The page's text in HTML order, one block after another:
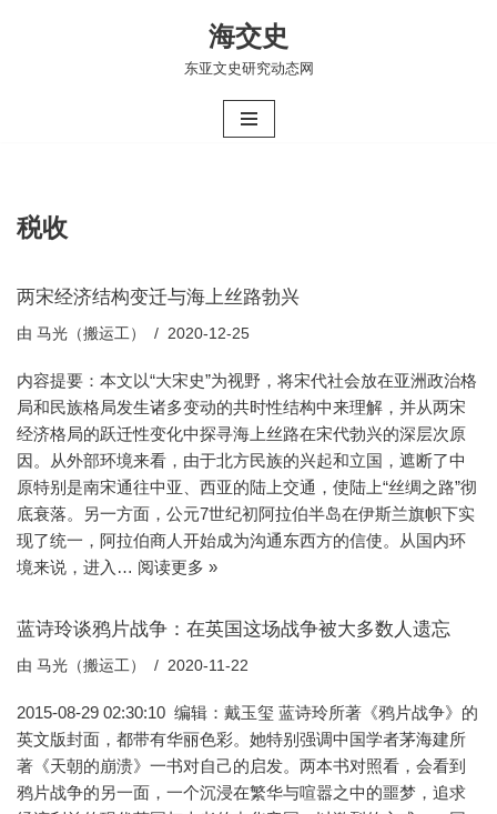
海交史
东亚文史研究动态网
税收
两宋经济结构变迁与海上丝路勃兴
由 马光（搬运工） 2020-12-25
内容提要：本文以“大宋史”为视野，将宋代社会放在亚洲政治格
局和民族格局发生诸多变动的共时性结构中来理解，并从两宋
经济格局的跃迁性变化中探寻海上丝路在宋代勃兴的深层次原
因。从外部环境来看，由于北方民族的兴起和立国，遮断了中
原特别是南宋通往中亚、西亚的陆上交通，使陆上“丝绸之路”彻
底衰落。另一方面，公元7世纪初阿拉伯半岛在伊斯兰旗帜下实
现了统一，阿拉伯商人开始成为沟通东西方的信使。从国内环
境来说，进入… 阅读更多 »
蓝诗玲谈鸦片战争：在英国这场战争被大多数人遗忘
由 马光（搬运工） 2020-11-22
2015-08-29 02:30:10 编辑：戴玉玺 蓝诗玲所著《鸦片战争》的
英文版封面，都带有华丽色彩。她特别强调中国学者茅海建所
著《天朝的崩溃》一书对自己的启发。两本书对照看，会看到
鸦片战争的另一面，一个沉浸在繁华与喧嚣之中的噩梦，追求